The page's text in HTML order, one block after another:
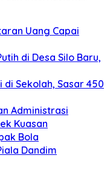
Uang Capai
di Desa Silo Baru,
di Sekolah, Sasar 450
Administrasi
Kuasan
Bola
Dandim